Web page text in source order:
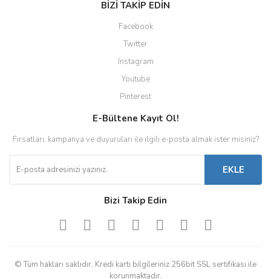
BİZİ TAKİP EDİN
Facebook
Twitter
Instagram
Youtube
Pinterest
E-Bültene Kayıt Ol!
Fırsatları, kampanya ve duyuruları ile ilgili e-posta almak ister misiniz?
EKLE
Bizi Takip Edin
© Tüm hakları saklıdır. Kredi kartı bilgileriniz 256bit SSL sertifikası ile
korunmaktadır.